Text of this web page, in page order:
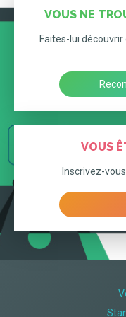
VOUS NE
Faites-lui
VOUS
Inscrivez-